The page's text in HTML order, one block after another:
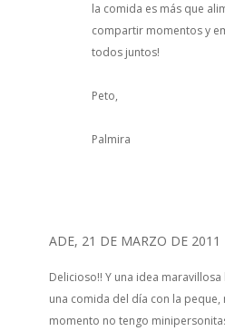
la comida es más que
compartir momentos y
todos juntos!
Peto,
Palmira
ADE, 21 DE MARZO DE 2011
Delicioso!! Y una idea
una comida del día con la peque,
momento no tengo